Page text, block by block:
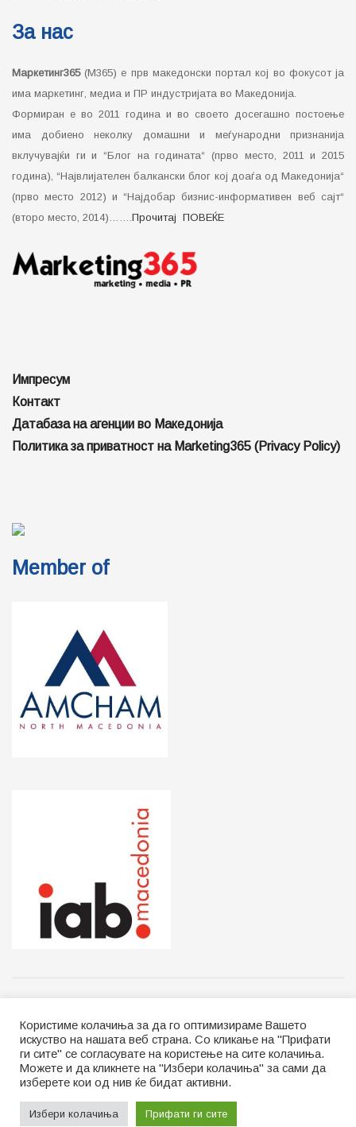
За нас
Маркетинг365(М365) е прв македонски портал кој во фокусот ја
има маркетинг, медиа и ПР индустријата во Македонија.
Формиран е во 2011 година и во своето досегашно постоење
има добиено неколку домашни и меѓународни признанија
вклучувајќи ги и “Блог на годината“ (прво место, 2011 и 2015
година), “Највлијателен балкански блог кој доаѓа од Македонија“
(прво место 2012) и “Најдобар бизнис-информативен веб сајт“
(второ место, 2014)……. Прочитај ПОВЕЌЕ
Импресум
Контакт
Датабаза на агенции во Македонија
Политика за приватност на Marketing365 (Privacy Policy)
Member of
Локални избори | Политичко рекламирање 2025
About (English)
© 2026 JNews- Premium WordPress news & magazine theme by
Jegtheme
Користиме колачиња за да го оптимизираме Вашето
искуство на нашата веб страна. Со кликање на "Прифати
ги сите" се согласувате на користење на сите колачиња.
Можете и да кликнете на "Избери колачиња" за сами да
изберете кои од нив ќе бидат активни.
Избери колачиња Прифати ги сите